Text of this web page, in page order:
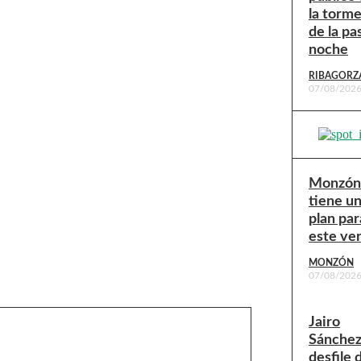
la
de la
noche
07/08/2026
Monzón
tiene un
plan
este
MONZÓN
07/08/2026
Jairo
desfile